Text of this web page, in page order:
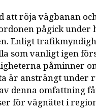
att röja vägbanan
pågick under
Enligt
som vanligt igen
påminner
är ansträngt under
denna omfattning
för vägnätet i